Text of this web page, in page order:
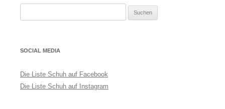
nach:
SOCIAL MEDIA
Die Liste Schuh auf Facebook
Die Liste Schuh auf Instagram